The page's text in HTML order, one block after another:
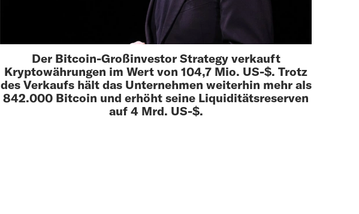
Der Bitcoin-Großinvestor Strategy verkauft
Kryptowährungen im Wert von 104,7 Mio. US-$. Trotz
des Verkaufs hält das Unternehmen weiterhin mehr als
842.000 Bitcoin und erhöht seine Liquiditätsreserven
auf 4 Mrd. US-$.